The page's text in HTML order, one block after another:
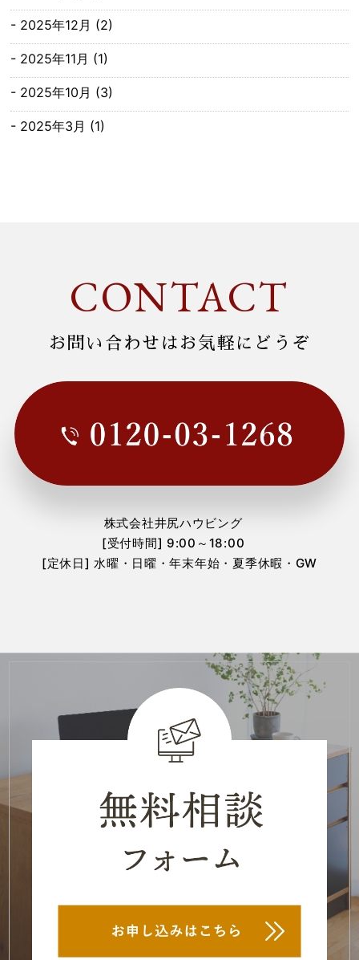
2025年12月 (2)
2025年11月 (1)
2025年10月 (3)
2025年3月 (1)
2024年3月 (1)
2023年12月
2023年11月 (1)
2023年10月
(2)
2023年3月(1)
2022年7月
2022年6月
(1)
2022年2月(1)
CONTACT
お問い合わせはお気軽にどうぞ
株式会社井尻ハウビング
[受付時間] 9:00～18:00
[定休日] 水曜・日曜・年末年始・夏季休暇・GW